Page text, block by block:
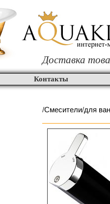
Доставка
Контакты
/Смесители/для